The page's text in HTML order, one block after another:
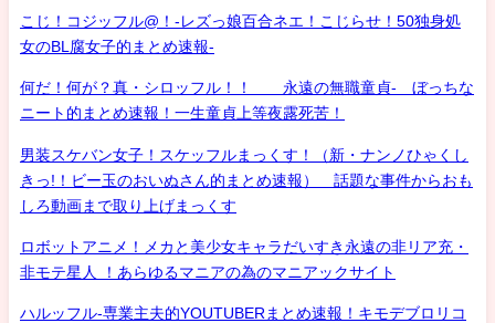
こじ！コジッフル@！-レズっ娘百合ネエ！こじらせ！50独身処
女のBL腐女子的まとめ速報-
何だ！何が？真・シロッフル！！ 永遠の無職童貞- ぼっちな
ニート的まとめ速報！一生童貞上等夜露死苦！
男装スケバン女子！スケッフルまっくす！（新・ナンノひゃくし
きっ!！ビー玉のおいぬさん的まとめ速報） 話題な事件からおも
しろ動画まで取り上げまっくす
ロボットアニメ！メカと美少女キャラだいすき永遠の非リア充・
非モテ星人 ！あらゆるマニアの為のマニアックサイト
ハルッフル-専業主夫的YOUTUBERまとめ速報！キモデブロリコ